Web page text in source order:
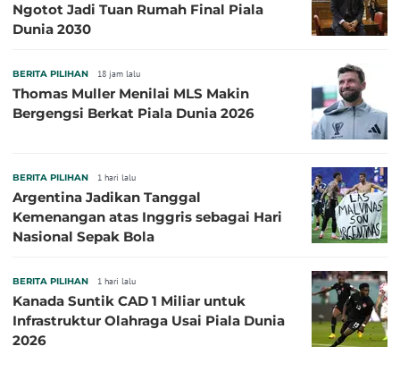
Ngotot Jadi Tuan Rumah Final Piala
Dunia 2030
BERITA PILIHAN 18 jam lalu
Thomas Muller Menilai MLS Makin
Bergengsi Berkat Piala Dunia 2026
BERITA PILIHAN 1 hari lalu
Argentina Jadikan Tanggal
Kemenangan atas Inggris sebagai Hari
Nasional Sepak Bola
BERITA PILIHAN 1 hari lalu
Kanada Suntik CAD 1 Miliar untuk
Infrastruktur Olahraga Usai Piala Dunia
2026